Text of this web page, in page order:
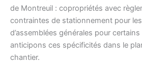
de Montreuil : copropriétés avec
contraintes de stationnement pour
d’assemblées générales pour
anticipons ces spécificités dans le
chantier.